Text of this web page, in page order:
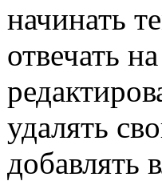
начинать
отвечать
удалять
добавлять